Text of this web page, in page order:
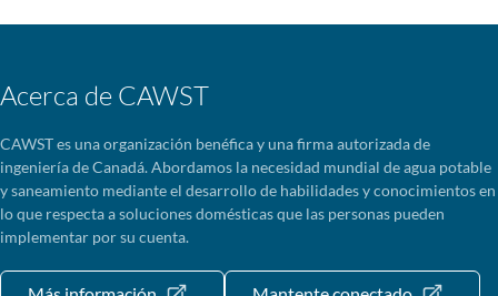
Acerca de CAWST
CAWST es una organización benéfica y una firma autorizada de
ingeniería de Canadá. Abordamos la necesidad mundial de agua potable
y saneamiento mediante el desarrollo de habilidades y conocimientos en
lo que respecta a soluciones domésticas que las personas pueden
implementar por su cuenta.